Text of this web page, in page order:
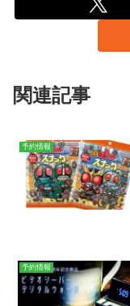
関連記事
予約情報
予約情報